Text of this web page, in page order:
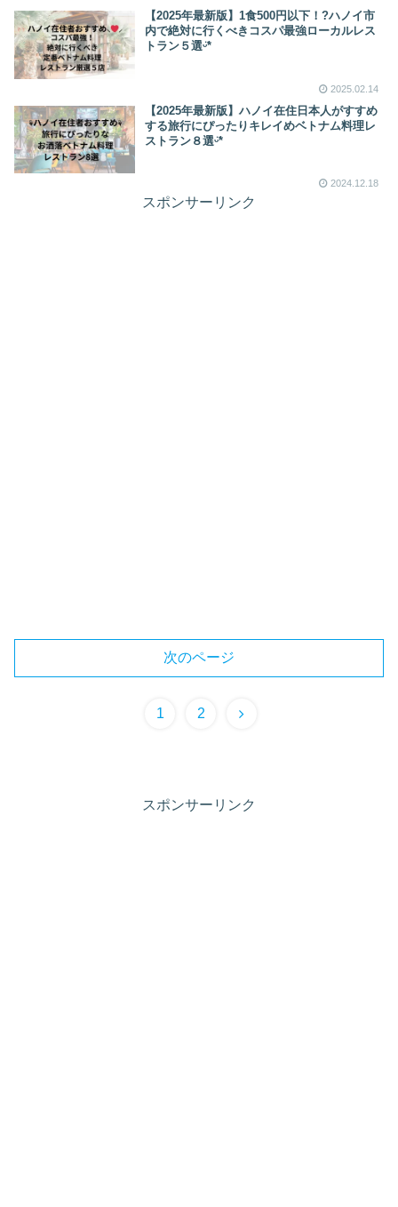
【2025年最新版】1食500円以下！?ハノイ市
内で絶対に行くべきコスパ最強ローカルレス
トラン５選ᵕ̈*
2025.02.14
【2025年最新版】ハノイ在住日本人がすすめ
する旅行にぴったりキレイめベトナム料理レ
ストラン８選ᵕ̈*
2024.12.18
スポンサーリンク
次のページ
1 2
次
スポンサーリンク